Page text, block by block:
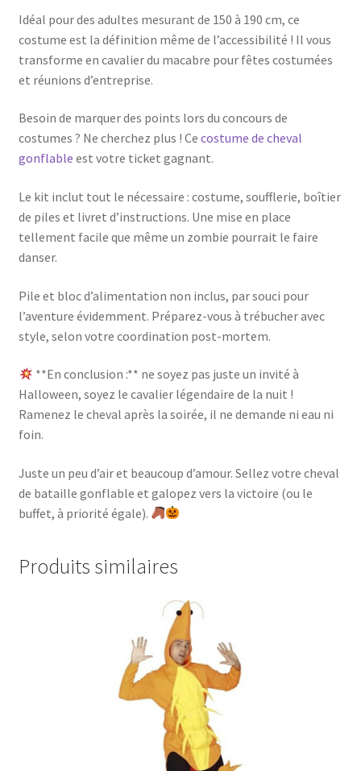
Idéal pour des adultes mesurant de 150 à 190 cm, ce
costume est la définition même de l’accessibilité ! Il vous
transforme en cavalier du macabre pour fêtes costumées
et réunions d’entreprise.
Besoin de marquer des points lors du concours de
costumes ? Ne cherchez plus ! Ce costume de cheval
gonflable est votre ticket gagnant.
Le kit inclut tout le nécessaire : costume, soufflerie, boîtier
de piles et livret d’instructions. Une mise en place
tellement facile que même un zombie pourrait le faire
danser.
Pile et bloc d’alimentation non inclus, par souci pour
l’aventure évidemment. Préparez-vous à trébucher avec
style, selon votre coordination post-mortem.
**En conclusion :** ne soyez pas juste un invité à
Halloween, soyez le cavalier légendaire de la nuit !
Ramenez le cheval après la soirée, il ne demande ni eau ni
foin.
Juste un peu d’air et beaucoup d’amour. Sellez votre cheval
de bataille gonflable et galopez vers la victoire (ou le
buffet, à priorité égale).
Produits similaires